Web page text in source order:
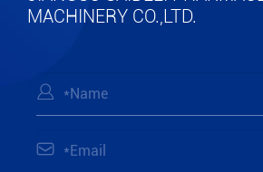
MACHINERY CO.,LTD.

